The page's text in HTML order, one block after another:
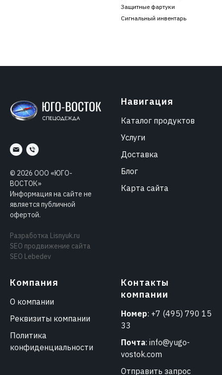
Защитные фартуки
Сигнальный инвентарь
© 2026 ООО «ЮГО-
ВОСТОК»
Информация на сайте не
является публичной
офертой.
Разработка Lisnyuk.ru
SEO продвижение сайта
SEO Lebedev
Навигация
Каталог продуктов
Услуги
Доставка
Блог
Карта сайта
Компания
О компании
Реквизиты компании
Политика
конфиденциальности
Контакты
компании
Номер: +7 (495) 790 15
33
Почта: info@yugo-
vostok.com
Отправить запрос